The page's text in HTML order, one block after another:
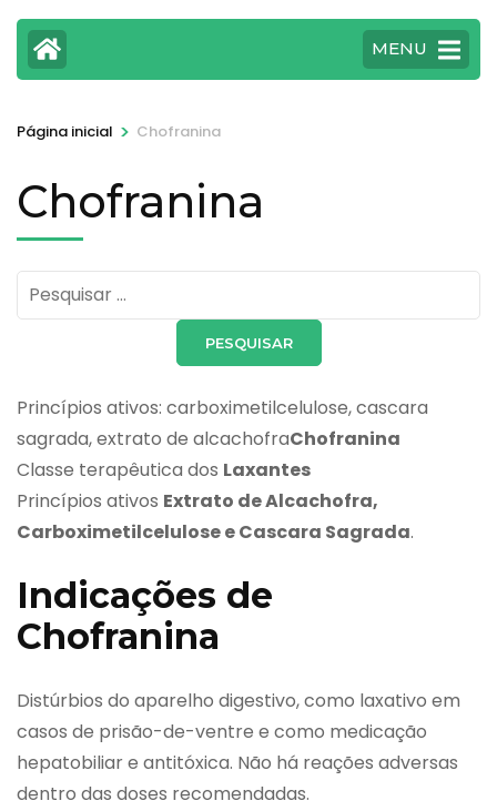
MENU
Página inicial > Chofranina
Chofranina
Pesquisar
por:
Princípios ativos: carboximetilcelulose, cascara
sagrada, extrato de alcachofraChofranina
Classe terapêutica dos Laxantes
Princípios ativos Extrato de Alcachofra,
Carboximetilcelulose e Cascara Sagrada.
Indicações de
Chofranina
Distúrbios do aparelho digestivo, como laxativo em
casos de prisão-de-ventre e como medicação
hepatobiliar e antitóxica. Não há reações adversas
dentro das doses recomendadas.